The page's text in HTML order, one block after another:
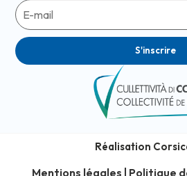
S'inscrire
Réalisation
Mentions légales Politique